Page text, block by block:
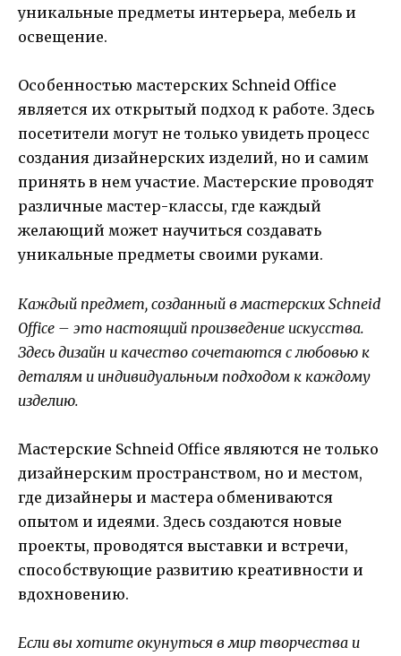
уникальные предметы интерьера, мебель и
освещение.
Особенностью мастерских Schneid Office
является их открытый подход к работе. Здесь
посетители могут не только увидеть процесс
создания дизайнерских изделий, но и самим
принять в нем участие. Мастерские проводят
различные мастер-классы, где каждый
желающий может научиться создавать
уникальные предметы своими руками.
Каждый предмет, созданный в мастерских Schneid
Office – это настоящий произведение искусства.
Здесь дизайн и качество сочетаются с любовью к
деталям и индивидуальным подходом к каждому
изделию.
Мастерские Schneid Office являются не только
дизайнерским пространством, но и местом,
где дизайнеры и мастера обмениваются
опытом и идеями. Здесь создаются новые
проекты, проводятся выставки и встречи,
способствующие развитию креативности и
вдохновению.
Если вы хотите окунуться в мир творчества и